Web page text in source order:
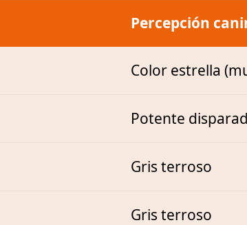
Percepción
Color estrella
Potente
Gris terroso
Gris terroso